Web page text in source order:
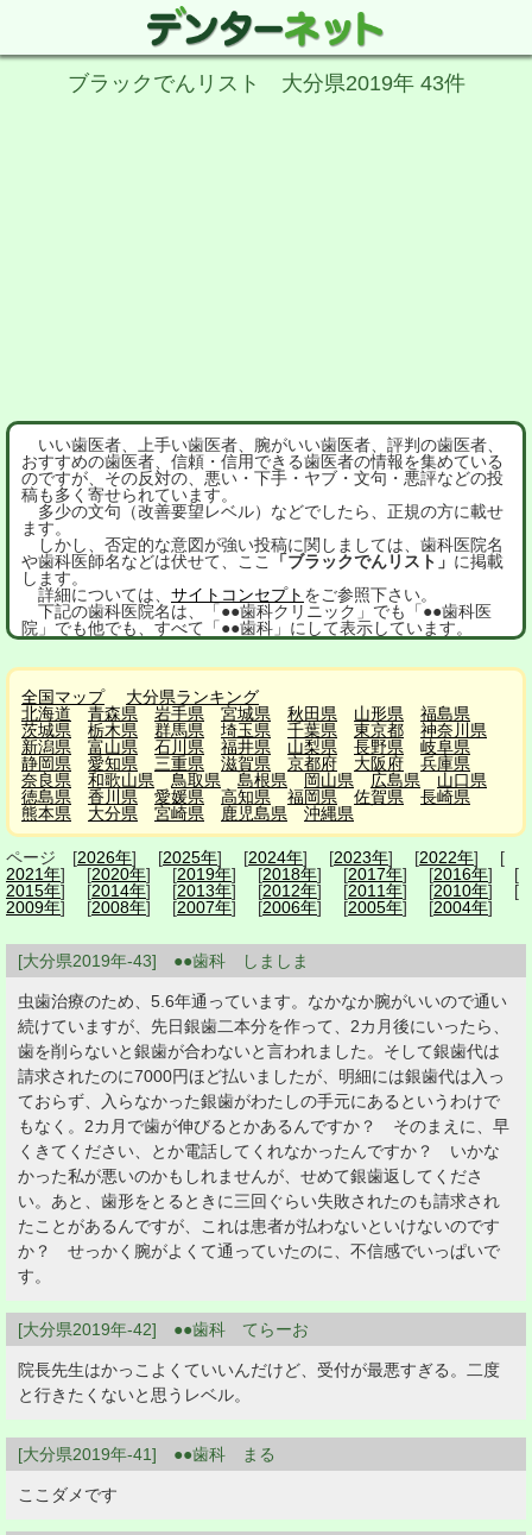
ブラックでんリスト 大分県2019年 43件
いい歯医者、上手い歯医者、腕がいい歯医者、評判の歯医者、
おすすめの歯医者、信頼・信用できる歯医者の情報を集めている
のですが、その反対の、悪い・下手・ヤブ・文句・悪評などの投
稿も多く寄せられています。
多少の文句（改善要望レベル）などでしたら、正規の方に載せ
ます。
しかし、否定的な意図が強い投稿に関しましては、歯科医院名
や歯科医師名などは伏せて、ここ
「ブラックでんリスト」 に掲載
します。
詳細については、 サイトコンセプト をご参照下さい。
下記の歯科医院名は、「●●歯科クリニック」でも「●●歯科医
院」でも他でも、すべて「●●歯科」にして表示しています。
全国マップ
大分県ランキング
北海道
青森県 岩手県 宮城県 秋田県 山形県
福島県
茨城県
栃木県 群馬県 埼玉県 千葉県 東京都
神奈川県
新潟県
富山県 石川県 福井県 山梨県 長野県
岐阜県
静岡県
愛知県 三重県 滋賀県 京都府 大阪府
兵庫県
奈良県
和歌山県 鳥取県 島根県 岡山県 広島県
山口県
徳島県
香川県 愛媛県 高知県 福岡県 佐賀県
長崎県
熊本県
大分県 宮崎県 鹿児島県 沖縄県
ページ [2026年] [2025年] [2024年] [2023年] [2022年] [
2021年] [2020年] [2019年] [2018年] [2017年] [2016年] [
2015年] [2014年] [2013年] [2012年] [2011年] [2010年] [
2009年] [2008年] [2007年] [2006年] [2005年] [2004年]
[大分県2019年-43] ●●歯科 しましま
虫歯治療のため、5.6年通っています。なかなか腕がいいので通い
続けていますが、先日銀歯二本分を作って、2カ月後にいったら、
歯を削らないと銀歯が合わないと言われました。そして銀歯代は
請求されたのに7000円ほど払いましたが、明細には銀歯代は入っ
ておらず、入らなかった銀歯がわたしの手元にあるというわけで
もなく。2カ月で歯が伸びるとかあるんですか？ そのまえに、早
くきてください、とか電話してくれなかったんですか？ いかな
かった私が悪いのかもしれませんが、せめて銀歯返してくださ
い。あと、歯形をとるときに三回ぐらい失敗されたのも請求され
たことがあるんですが、これは患者が払わないといけないのです
か？ せっかく腕がよくて通っていたのに、不信感でいっぱいで
す。
[大分県2019年-42] ●●歯科 てらーお
院長先生はかっこよくていいんだけど、受付が最悪すぎる。二度
と行きたくないと思うレベル。
[大分県2019年-41] ●●歯科 まる
ここダメです